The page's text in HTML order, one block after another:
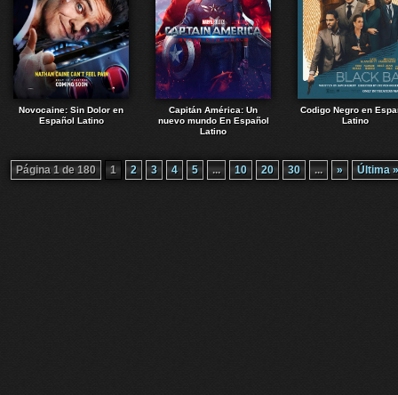
Novocaine: Sin Dolor en
Español Latino
Capitán América: Un
nuevo mundo En Español
Latino
Codigo Negro en
Latino
Página 1 de 180 1 2 3 4 5 ... 10 20 30 ... » Última »